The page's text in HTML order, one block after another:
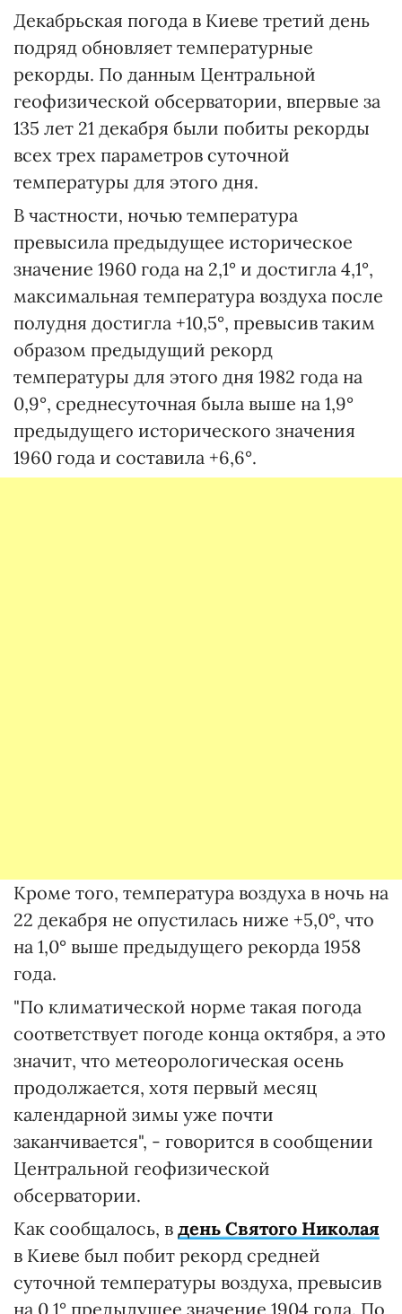
Декабрьская погода в Киеве третий день
подряд обновляет температурные
рекорды. По данным Центральной
геофизической обсерватории, впервые за
135 лет 21 декабря были побиты рекорды
всех трех параметров суточной
температуры для этого дня.
В частности, ночью температура
превысила предыдущее историческое
значение 1960 года на 2,1° и достигла 4,1°,
максимальная температура воздуха после
полудня достигла +10,5°, превысив таким
образом предыдущий рекорд
температуры для этого дня 1982 года на
0,9°, среднесуточная была выше на 1,9°
предыдущего исторического значения
1960 года и составила +6,6°.
Кроме того, температура воздуха в ночь на
22 декабря не опустилась ниже +5,0°, что
на 1,0° выше предыдущего рекорда 1958
года.
"По климатической норме такая погода
соответствует погоде конца октября, а это
значит, что метеорологическая осень
продолжается, хотя первый месяц
календарной зимы уже почти
заканчивается", - говорится в сообщении
Центральной геофизической
обсерватории.
Как сообщалось, в день Святого Николая
в Киеве был побит рекорд средней
суточной температуры воздуха, превысив
на 0,1° предыдущее значение 1904 года. По